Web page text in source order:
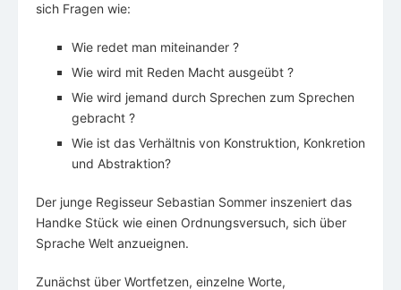
sich Fragen wie:
Wie redet man miteinander ?
Wie wird mit Reden Macht ausgeübt ?
Wie wird jemand durch Sprechen zum Sprechen
gebracht ?
Wie ist das Verhältnis von Konstruktion, Konkretion
und Abstraktion?
Der junge Regisseur Sebastian Sommer inszeniert das
Handke Stück wie einen Ordnungsversuch, sich über
Sprache Welt anzueignen.
Zunächst über Wortfetzen, einzelne Worte,